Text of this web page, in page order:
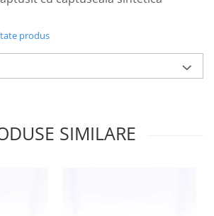
produs
SIMILARE